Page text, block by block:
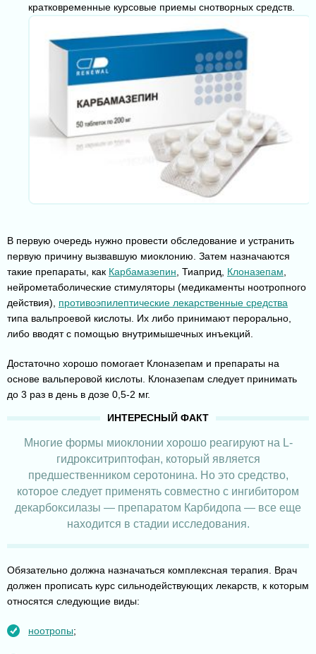
кратковременные курсовые приемы снотворных средств.
В первую очередь нужно провести обследование и устранить
первую причину вызвавшую миоклонию. Затем назначаются
такие препараты, как Карбамазепин , Тиаприд, Клоназепам
нейрометаболические стимуляторы (медикаменты ноотропного
действия), противоэпилептические лекарственные средства
типа вальпроевой кислоты. Их либо принимают перорально,
либо вводят с помощью внутримышечных инъекций.
Достаточно хорошо помогает Клоназепам и препараты на
основе вальперовой кислоты. Клоназепам следует принимать
до 3 раз в день в дозе 0,5-2 мг.
Многие формы миоклонии хорошо реагируют на L-
гидрокситриптофан, который является
предшественником серотонина. Но это средство,
которое следует применять совместно с ингибитором
декарбоксилазы — препаратом Карбидопа — все еще
находится в стадии исследования.
Обязательно должна назначаться комплексная терапия. Врач
должен прописать курс сильнодействующих лекарств, к которым
относятся следующие виды:
ноотропы;